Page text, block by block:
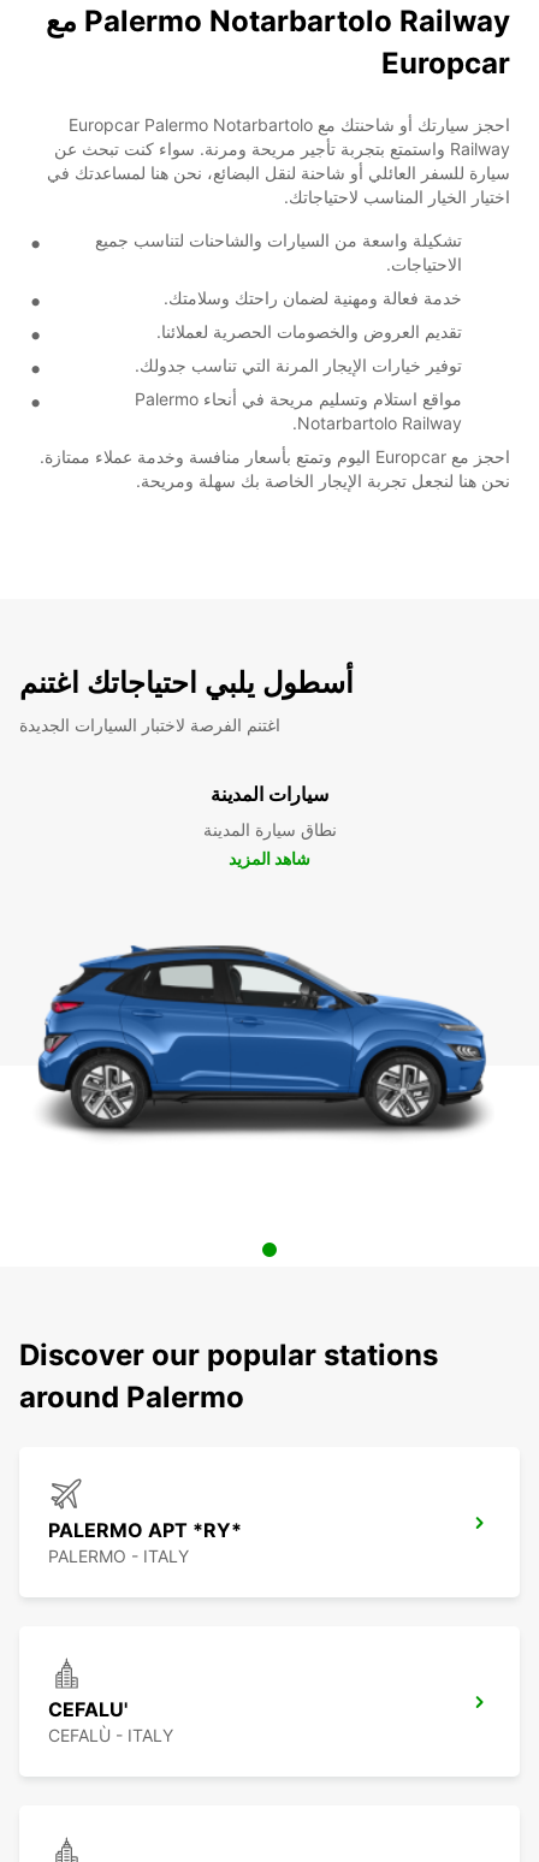
Palermo Notarbartolo Railway مع
Europcar
احجز سيارتك أو شاحنتك مع Europcar Palermo Notarbartolo
Railway واستمتع بتجربة تأجير مريحة ومرنة. سواء كنت تبحث عن
سيارة للسفر العائلي أو شاحنة لنقل البضائع، نحن هنا لمساعدتك في
اختيار الخيار المناسب لاحتياجاتك.
تشكيلة واسعة من السيارات والشاحنات لتناسب جميع
الاحتياجات.
خدمة فعالة ومهنية لضمان راحتك وسلامتك.
تقديم العروض والخصومات الحصرية لعملائنا.
توفير خيارات الإيجار المرنة التي تناسب جدولك.
مواقع استلام وتسليم مريحة في أنحاء Palermo
Notarbartolo Railway.
احجز مع Europcar اليوم وتمتع بأسعار منافسة وخدمة عملاء ممتازة.
نحن هنا لنجعل تجربة الإيجار الخاصة بك سهلة ومريحة.
أسطول يلبي احتياجاتك اغتنم
اغتنم الفرصة لاختبار السيارات الجديدة
سيارات المدينة
نطاق سيارة المدينة
شاهد المزيد
Discover our popular stations
around Palermo
PALERMO APT *RY*
PALERMO - ITALY
CEFALU'
CEFALÙ - ITALY